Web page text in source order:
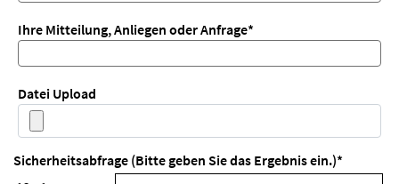
Ihre Mitteilung, Anliegen oder Anfrage*
Datei Upload
Sicherheitsabfrage (Bitte geben Sie das Ergebnis ein.)*